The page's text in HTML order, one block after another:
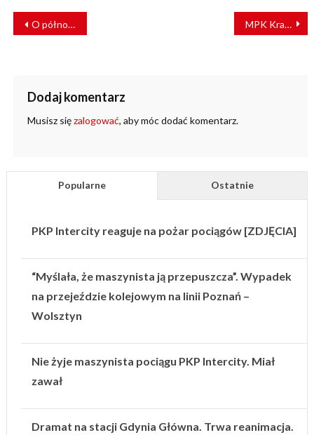
NAWIGACJA
WPISU
O północy Koleje Dolnośląskie zawieszają obsługę pociągów międzynarodowych MPK Kraków zamyka punkty obsługi pasażerów. “Prosimy o wyrozumiałość”
Dodaj komentarz
Musisz sięzalogować, aby móc dodać komentarz.
Popularne Ostatnie
PKP Intercity reaguje na pożar pociągów [ZDJĘCIA]
“Myślała, że maszynista ją przepuszcza”. Wypadek
na przejeździe kolejowym na linii Poznań –
Wolsztyn
Nie żyje maszynista pociągu PKP Intercity. Miał
zawał
Dramat na stacji Gdynia Główna. Trwa reanimacja.